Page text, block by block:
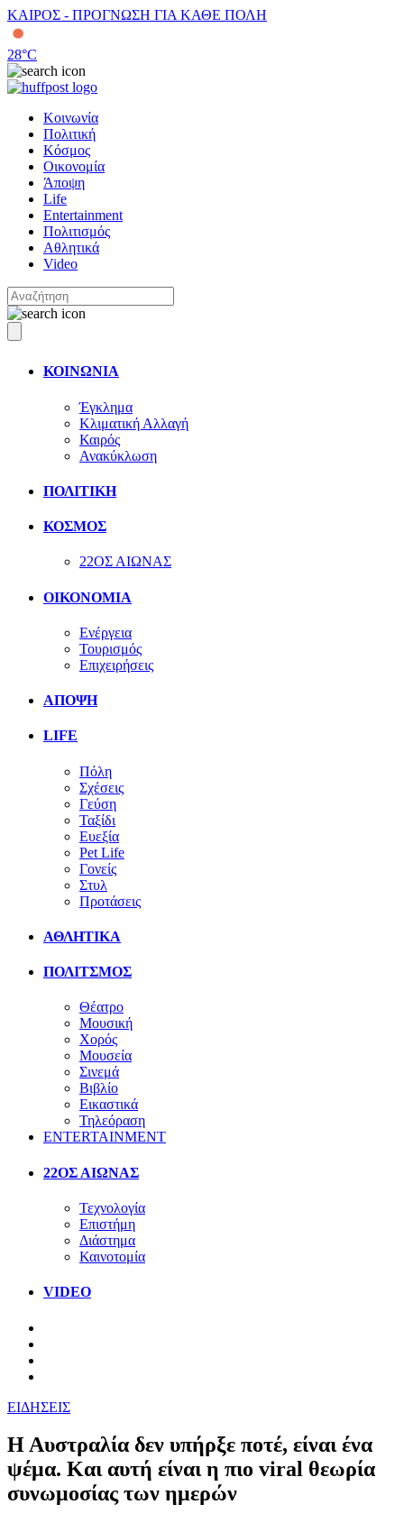
ΚΑΙΡΟΣ - ΠΡΟΓΝΩΣΗ ΓΙΑ ΚΑΘΕ ΠΟΛΗ
28°C
Κοινωνία
Πολιτική
Κόσμος
Οικονομία
Άποψη
Life
Entertainment
Πολιτισμός
Αθλητικά
Video
ΚΟΙΝΩΝΙΑ
Έγκλημα
Κλιματική Αλλαγή
Καιρός
Ανακύκλωση
ΠΟΛΙΤΙΚΗ
ΚΟΣΜΟΣ
22ΟΣ ΑΙΩΝΑΣ
ΟΙΚΟΝΟΜΙΑ
Ενέργεια
Τουρισμός
Επιχειρήσεις
ΑΠΟΨΗ
LIFE
Πόλη
Σχέσεις
Γεύση
Ταξίδι
Ευεξία
Pet Life
Γονείς
Στυλ
Προτάσεις
ΑΘΛΗΤΙΚΑ
ΠΟΛΙΤΣΜΟΣ
Θέατρο
Μουσική
Χορός
Μουσεία
Σινεμά
Βιβλίο
Εικαστικά
Τηλεόραση
ENTERTAINMENT
22ΟΣ ΑΙΩΝΑΣ
Τεχνολογία
Επιστήμη
Διάστημα
Καινοτομία
VIDEO
ΕΙΔΗΣΕΙΣ
Η Αυστραλία δεν υπήρξε ποτέ, είναι ένα
ψέμα. Και αυτή είναι η πιο viral θεωρία
συνωμοσίας των ημερών